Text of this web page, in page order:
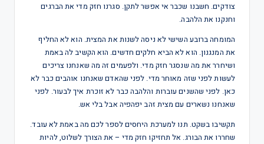
צודקים. חשבנו שכבר אי אפשר לתקן. סגרנו חזק מדי את הברגים
וחנקנו את הלהבה.
המומחה ברובע השישי לא ניסה לשנות את המצית. הוא לא החליף
את המנגנון. הוא לא הביא חלקים חדשים. הוא הקשיב לה באמת
ושיחרר את מה שנסגר חזק מדי. ולפעמים זה מה שאנחנו צריכים
לעשות לפני שזה מאוחר מדי. לפני שהאדם שאנחנו אוהבים כבר לא
כאן. לפני שהשנים עוברות והלהבה כבר לא זוכרת איך לבעור. לפני
שאנחנו נשארים עם מצית זהב יפהפיה אבל בלי אש.
תקשיבו בשקט. תנו למערכת היחסים לספר לכם מה באמת לא עובד.
שחררו את הבורג. אל תחזיקו חזק מדי – את הצורך לשלוט, להיות